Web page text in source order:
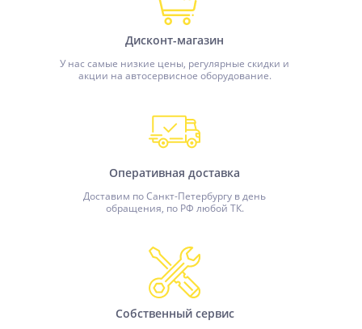
Дисконт-магазин
У нас самые низкие цены, регулярные скидки и
акции на автосервисное оборудование.
Оперативная доставка
Доставим по Санкт-Петербургу в день
обращения, по РФ любой ТК.
Собственный сервис